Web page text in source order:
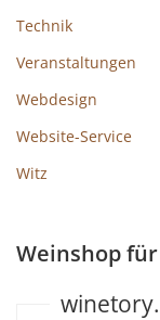
Technik
Veranstaltungen
Webdesign
Website-Service
Witz
Weinshop